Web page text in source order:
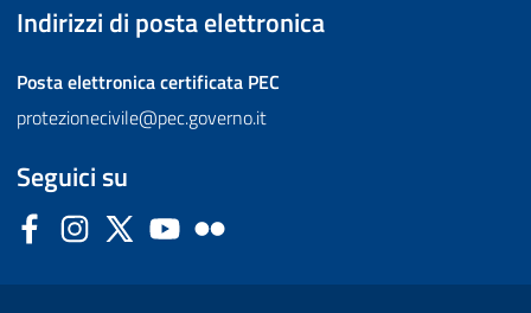
Indirizzi di posta elettronica
Posta elettronica certificata PEC
protezionecivile@pec.governo.it
Seguici su
FacebookInstagram
Twitter YouTube